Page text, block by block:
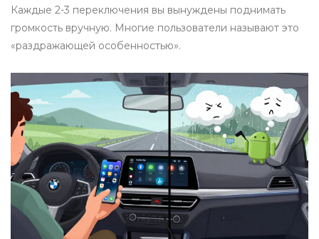
Каждые 2-3 переключения вы вынуждены поднимать
громкость вручную. Многие пользователи называют это
«раздражающей особенностью».